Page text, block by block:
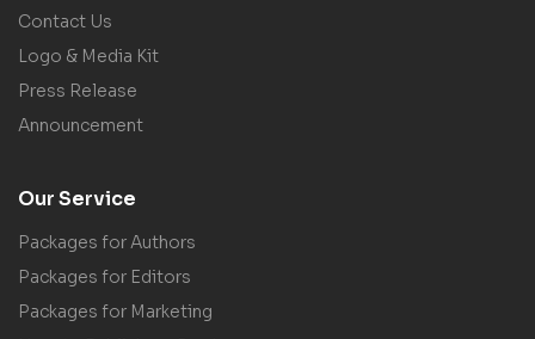
Contact Us
Logo & Media Kit
Press Release
Announcement
Our Service
Packages for Authors
Packages for Editors
Packages for Marketing